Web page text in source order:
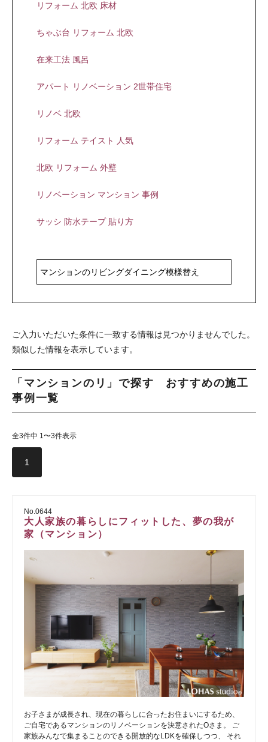
リフォーム 北欧 床材
ちゃぶ台 リフォーム 北欧
在来工法 風呂
アパート リノベーション 2世帯住宅
リノベ 北欧
リフォーム テイスト 人気
北欧 リフォーム 外壁
リノベーション マンション 事例
サッシ 防水テープ 貼り方
ご入力いただいた条件に一致する情報は見つかりませんでした。
類似した情報を表示しています。
「マンションのリ」で探す おすすめの施工
事例一覧
全3件中 1〜3件表示
1
No.0644
大人家族の暮らしにフィットした、夢の我が
家（マンション）
お子さまが成長され、現在の暮らしに合ったお住まいにするため、
ご自宅であるマンションのリノベーションを決意されたOさま。 ご
家族みんなで集まることのできる開放的なLDKを確保しつつ、 それ